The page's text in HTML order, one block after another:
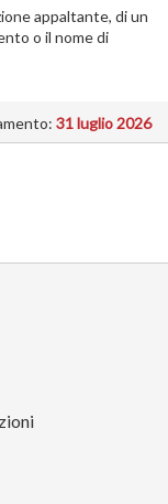
appaltante, di un
o il nome di
31 luglio 2026